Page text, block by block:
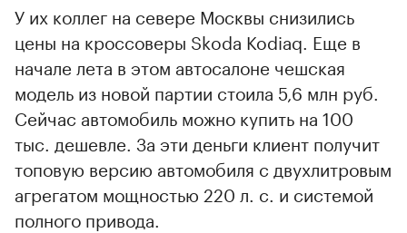
У их коллег на севере Москвы снизились
цены на кроссоверы Skoda Kodiaq. Еще в
начале лета в этом автосалоне чешская
модель из новой партии стоила 5,6 млн руб.
Сейчас автомобиль можно купить на 100
тыс. дешевле. За эти деньги клиент получит
топовую версию автомобиля с двухлитровым
агрегатом мощностью 220 л. с. и системой
полного привода.